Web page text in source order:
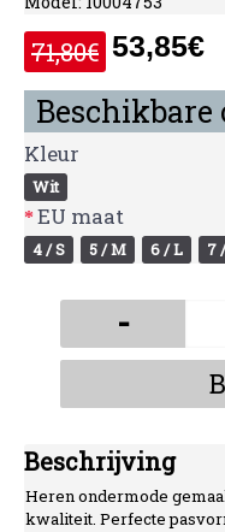
71,80€ 53,85€
Beschikbare
Kleur
Wit
EU maat
4 / S 5 / M 6 / L 7
-
Beschrijving
Heren ondermode
kwaliteit. Perfecte